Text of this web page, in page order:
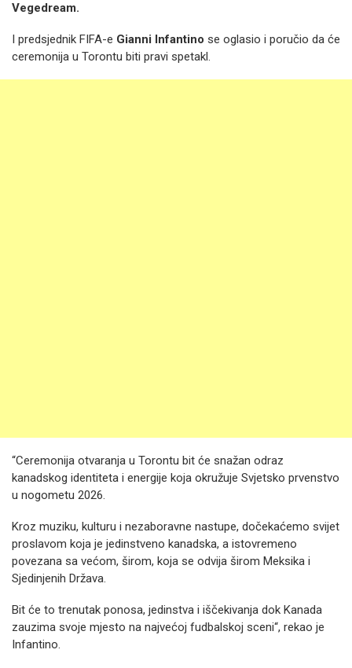
Vegedream.
I predsjednik FIFA-e Gianni Infantino se oglasio i poručio da će
ceremonija u Torontu biti pravi spetakl.
“Ceremonija otvaranja u Torontu bit će snažan odraz
kanadskog identiteta i energije koja okružuje Svjetsko prvenstvo
u nogometu 2026.
Kroz muziku, kulturu i nezaboravne nastupe, dočekaćemo svijet
proslavom koja je jedinstveno kanadska, a istovremeno
povezana sa većom, širom, koja se odvija širom Meksika i
Sjedinjenih Država.
Bit će to trenutak ponosa, jedinstva i iščekivanja dok Kanada
zauzima svoje mjesto na najvećoj fudbalskoj sceni“, rekao je
Infantino.